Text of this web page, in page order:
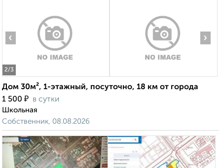
2/3
‹ ›
Дом 30м², 1-этажный, посуточно, 18 км от города
1 500 ₽ в сутки
Школьная
Собственник, 08.08.2026